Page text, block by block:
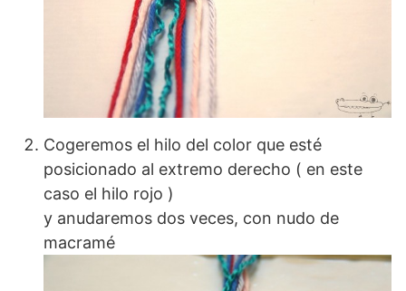
Cogeremos el hilo del color que esté
posicionado al extremo derecho ( en este
caso el hilo rojo )
y anudaremos dos veces, con nudo de
macramé